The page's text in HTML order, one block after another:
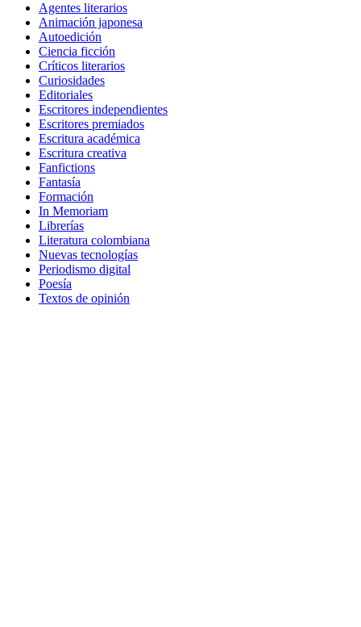
Agentes literarios
Animación japonesa
Autoedición
Ciencia ficción
Críticos literarios
Curiosidades
Editoriales
Escritores independientes
Escritores premiados
Escritura académica
Escritura creativa
Fanfictions
Fantasía
Formación
In Memoriam
Librerías
Literatura colombiana
Nuevas tecnologías
Periodismo digital
Poesía
Textos de opinión